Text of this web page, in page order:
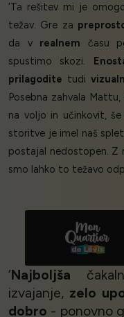
‘Ta rešitev mi je
težav. Gre za
da v realnem času
spustimo skozi.
prilagodite tudi
Posebna zahvala
na voljo in učinkovit,
storitve je imel naš
postajal nedostopen. Z
smo lahko to težavo
‘Najboljša
izvajanje, zelo
dobro - ponovno